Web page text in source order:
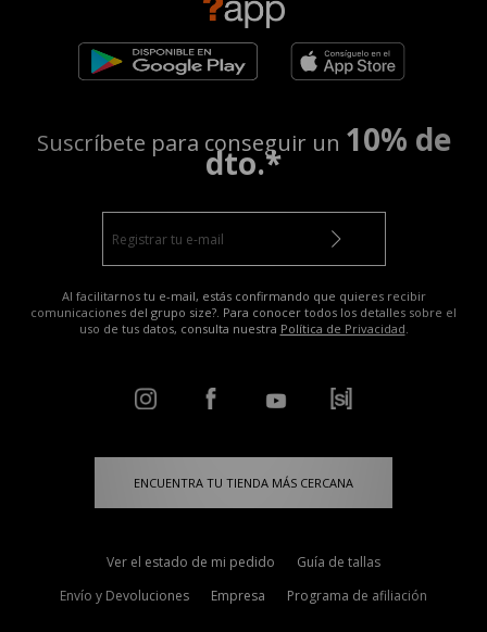
Suscríbete para conseguir un 10% de
dto.*
Al facilitarnos tu e-mail, estás confirmando que quieres recibir
comunicaciones del grupo size?. Para conocer todos los detalles sobre el
uso de tus datos, consulta nuestra Política de Privacidad.
ENCUENTRA TU TIENDA MÁS CERCANA
Ver el estado de mi pedido
Guía de tallas
Envío y Devoluciones
Empresa Programa de afiliación